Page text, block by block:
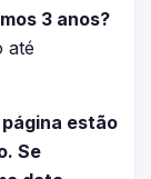
3 anos?
até
estão
Se